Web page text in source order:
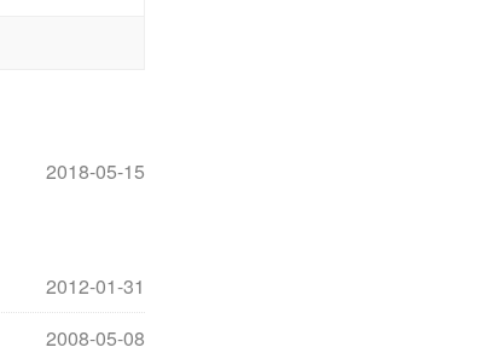
2018-05-15
2012-01-31
2008-05-08